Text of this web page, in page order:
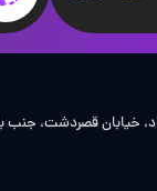
خیابان قصردشت، جنب